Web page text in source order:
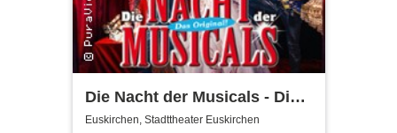
Die Nacht der Musicals - Die
erfolgreichste Musicalgala
Euskirchen, Stadttheater Euskirchen